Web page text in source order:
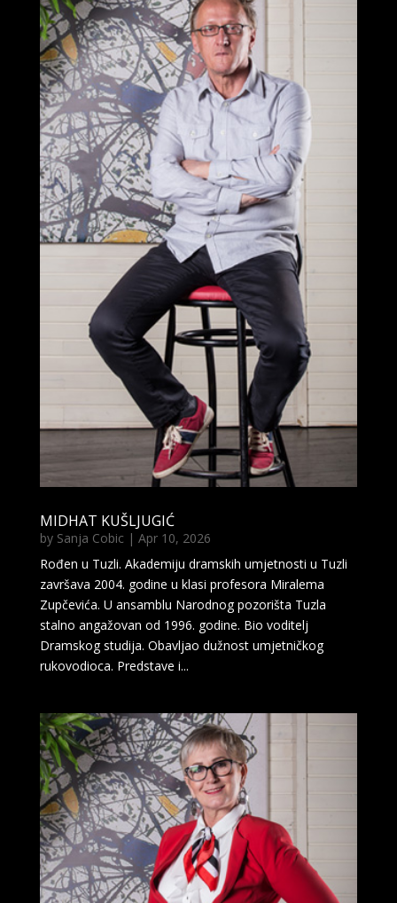
MIDHAT KUŠLJUGIĆ
by Sanja Cobic| Apr 10, 2026
Rođen u Tuzli. Akademiju dramskih umjetnosti u Tuzli
završava 2004. godine u klasi profesora Miralema
Zupčevića. U ansamblu Narodnog pozorišta Tuzla
stalno angažovan od 1996. godine. Bio voditelj
Dramskog studija. Obavljao dužnost umjetničkog
rukovodioca. Predstave i...